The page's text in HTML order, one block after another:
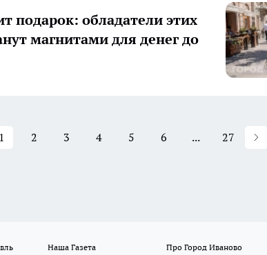
подарок: обладатели этих
магнитами для денег до
1 2 3 4 5 6 ... 27
Наша Газета
Про Город Иваново